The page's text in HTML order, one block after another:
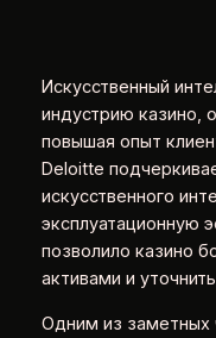
Искусственный
индустрию казино,
повышая опыт
Deloitte
искусственного
эксплуатационную
позволило казино
активами и
Одним из заметных